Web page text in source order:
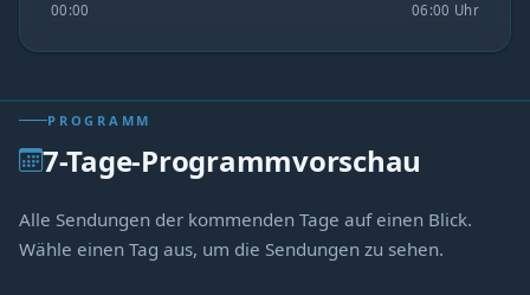
00:00 06:00 Uhr
PROGRAMM
7-Tage-Programmvorschau
Alle Sendungen der kommenden Tage auf einen Blick.
Wähle einen Tag aus, um die Sendungen zu sehen.